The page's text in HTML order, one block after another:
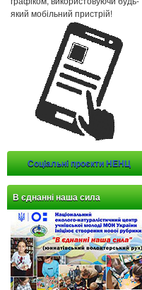
який мобільний пристрій!
Соціальні проєкти НЕНЦ
В єднанні наша сила